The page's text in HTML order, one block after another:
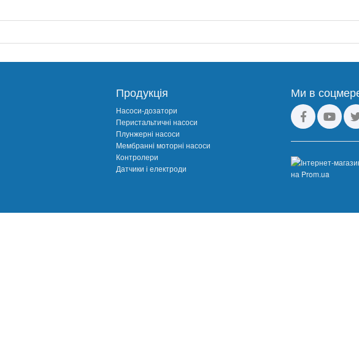
Продукція
Насоси-дозатори
Перистальтичні насоси
Плунжерні насоси
Мембранні моторні насоси
Контролери
Датчики і електроди
Ми в
на Prom.ua